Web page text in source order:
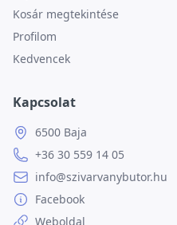
Kosár megtekintése
Profilom
Kedvencek
Kapcsolat
6500 Baja
+36 30 559 14 05
info@szivarvanybutor.hu
Facebook
Weboldal